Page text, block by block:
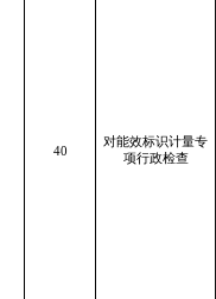
40
对能效标识计量专
项行政检查